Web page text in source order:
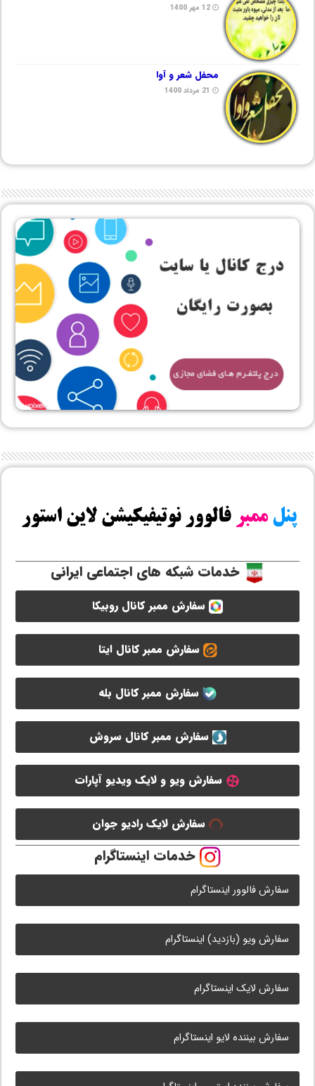
12 مهر 1400
محفل شعر و آوا
21 مرداد 1400
خدمات شبکه های اجتماعی ایرانی
سفارش ممبر کانال روبیکا
سفارش ممبر کانال ایتا
سفارش ممبر کانال بله
سفارش ممبر کانال سروش
سفارش ویو و لایک ویدیو آپارات
سفارش لایک رادیو جوان
خدمات اینستاگرام
سفارش فالوور اینستاگرام
سفارش ویو (بازدید) اینستاگرام
سفارش لایک اینستاگرام
سفارش بیننده لایو اینستاگرام